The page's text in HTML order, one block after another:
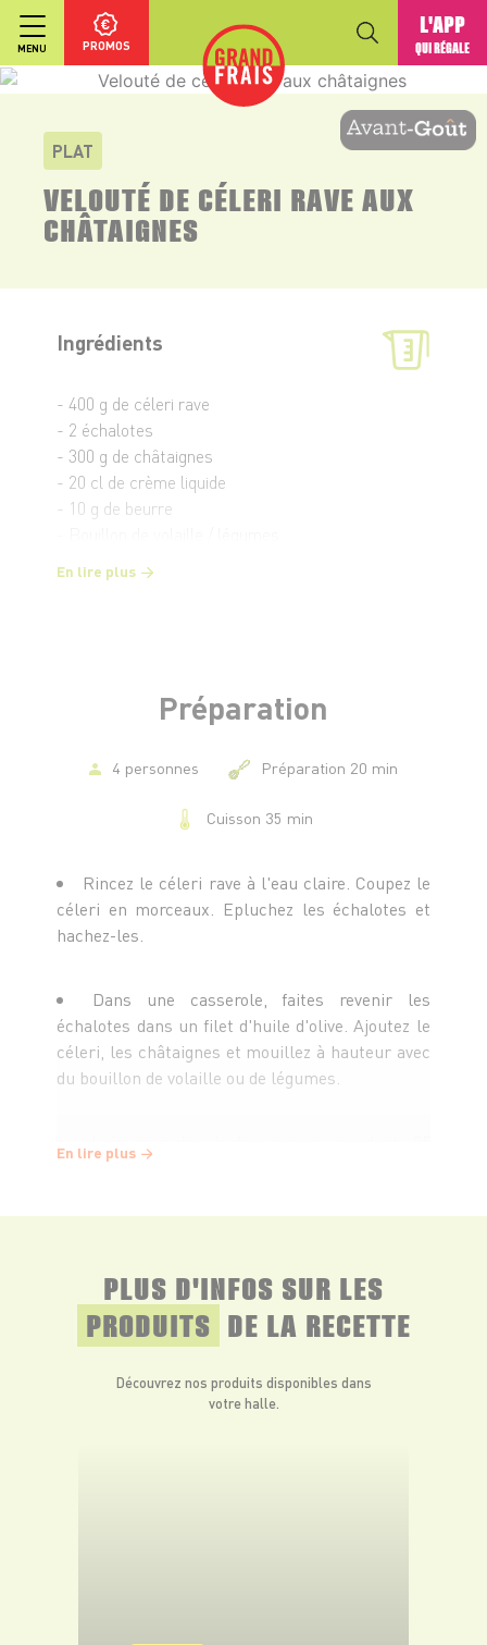
MENU PROMOS
L'APP
QUI RÉGALE
PLAT
VELOUTÉ DE CÉLERI RAVE AUX
CHÂTAIGNES
Ingrédients
- 400 g de céleri rave
- 2 échalotes
- 300 g de châtaignes
- 20 cl de crème liquide
- 10 g de beurre
En lire plus
Préparation
4 personnes Préparation 20 min
Cuisson 35 min
Rincez le céleri rave à l'eau claire. Coupez le
céleri en morceaux. Epluchez les échalotes et
hachez-les.
Dans une casserole, faites revenir les
échalotes dans un filet d'huile d'olive. Ajoutez le
céleri, les châtaignes et mouillez à hauteur avec
du bouillon de volaille ou de légumes.
minutes environ afin que le céleri rave soit
et faites-les dorer dans une poêle avec le beurre.
Mixez les légumes avec la crème et
assaisonnez de sel et de poivre.
En lire plus
PLUS D'INFOS SUR LES
PRODUITS DE LA RECETTE
Découvrez nos produits disponibles dans
votre halle.